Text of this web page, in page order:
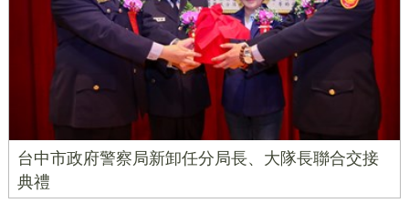
台中市政府警察局新卸任分局長、大隊長聯合交接
典禮